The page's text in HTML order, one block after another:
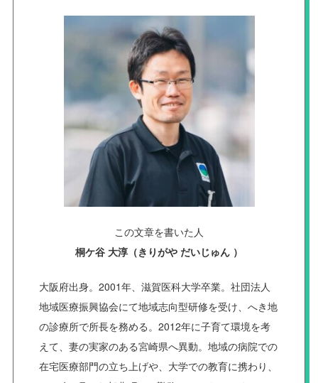
この文章を書いた人
桐ケ谷 大淳（きりがや だいじゅん ）
大阪府出身。2001年、滋賀医科大学卒業。社団法人
地域医療振興協会にて地域志向型研修を受け、へき地
の診療所で所長を務める。2012年に子育て環境を考
えて、妻の実家のある宮崎県へ異動。地域の病院での
在宅医療部門の立ち上げや、大学での教育に携わり、